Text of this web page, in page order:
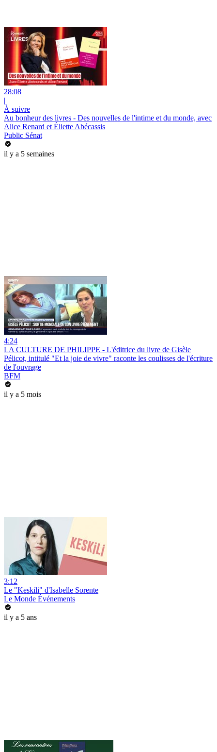
28:08
|
À suivre
Au bonheur des livres - Des nouvelles de l'intime et du monde, avec
Alice Renard et Éliette Abécassis
Public Sénat
il y a 5 semaines
4:24
LA CULTURE DE PHILIPPE - L'éditrice du livre de Gisèle
Pélicot, intitulé "Et la joie de vivre" raconte les coulisses de l'écriture
de l'ouvrage
BFM
il y a 5 mois
3:12
Le "Keskili" d'Isabelle Sorente
Le Monde Événements
il y a 5 ans